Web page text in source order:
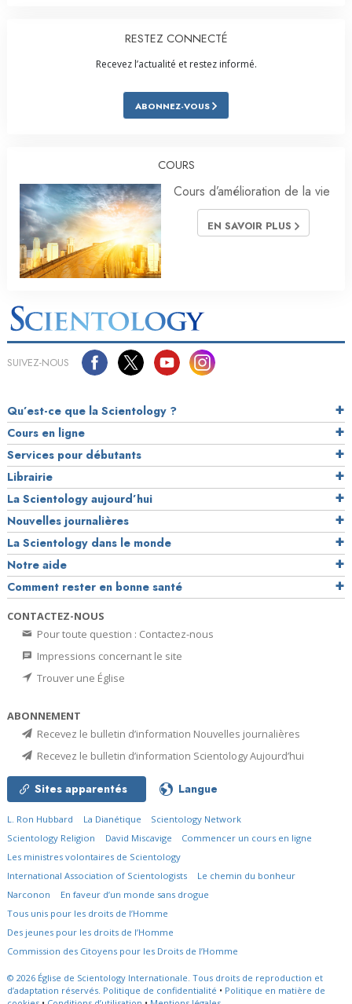
RESTEZ CONNECTÉ
Recevez l’actualité et restez informé.
ABONNEZ-VOUS
COURS
Cours d’amélioration de la vie
EN SAVOIR PLUS
SUIVEZ-NOUS
Qu’est-ce que la Scientology ?
Cours en ligne
Services pour débutants
Librairie
La Scientology aujourd’hui
Nouvelles journalières
La Scientology dans le monde
Notre aide
Comment rester en bonne santé
CONTACTEZ-NOUS
Pour toute question : Contactez-nous
Impressions concernant le site
Trouver une Église
ABONNEMENT
Recevez le bulletin d’information Nouvelles journalières
Recevez le bulletin d’information Scientology Aujourd’hui
Sites apparentés Langue
L. Ron Hubbard La Dianétique
Scientology Network
Scientology Religion
David Miscavige
Commencer un cours en ligne
Les ministres volontaires de Scientology
International Association of Scientologists
Le chemin du bonheur
Narconon
En faveur d’un monde sans drogue
Tous unis pour les droits de l’Homme
Des jeunes pour les droits de l’Homme
Commission des Citoyens pour les Droits de l’Homme
© 2026 Église de Scientology Internationale. Tous droits de reproduction et
d’adaptation réservés. Politique de confidentialité • Politique en matière de